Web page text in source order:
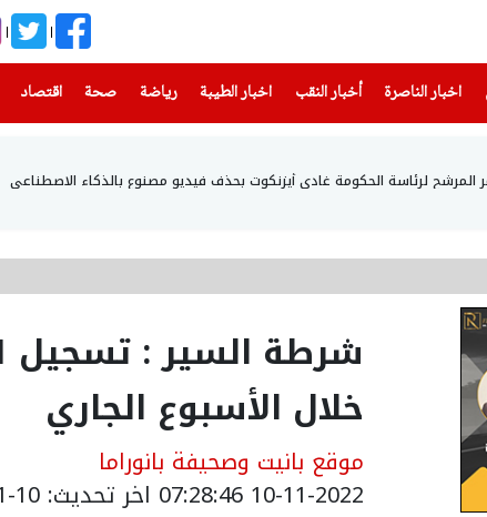
اخبار الناصرة
(current) أخبار النقب اخبار الطيبة(current) رياضة
(current) صحة(current) اقتصاد
المرشح لرئاسة الحكومة غادي أيزنكوت بحذف فيديو مصنوع بالذكاء الاصطناعي
خلال الأسبوع الجاري
موقع بانيت وصحيفة بانوراما
10-11-2022 07:28:46 اخر تحديث: 10-11-2022 09:36:14